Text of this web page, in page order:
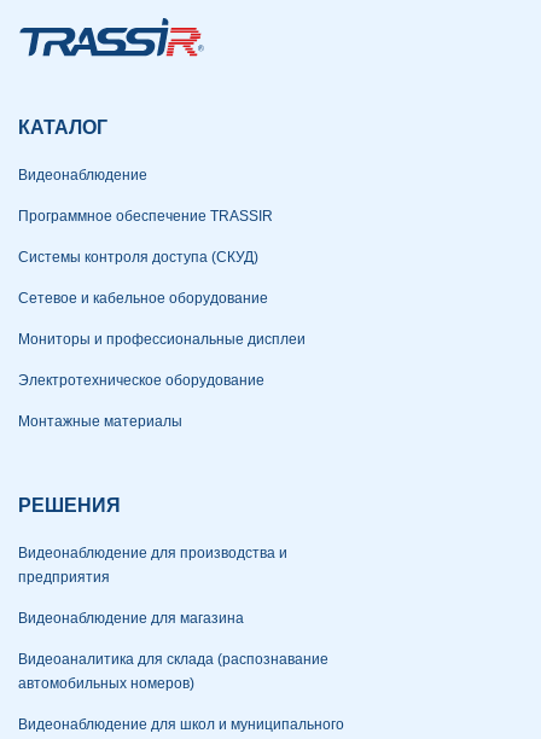
КАТАЛОГ
Видеонаблюдение
Программное обеспечение TRASSIR
Системы контроля доступа (СКУД)
Сетевое и кабельное оборудование
Мониторы и профессиональные дисплеи
Электротехническое оборудование
Монтажные материалы
РЕШЕНИЯ
Видеонаблюдение для производства и
предприятия
Видеонаблюдение для магазина
Видеоаналитика для склада (распознавание
автомобильных номеров)
Видеонаблюдение для школ и муниципального